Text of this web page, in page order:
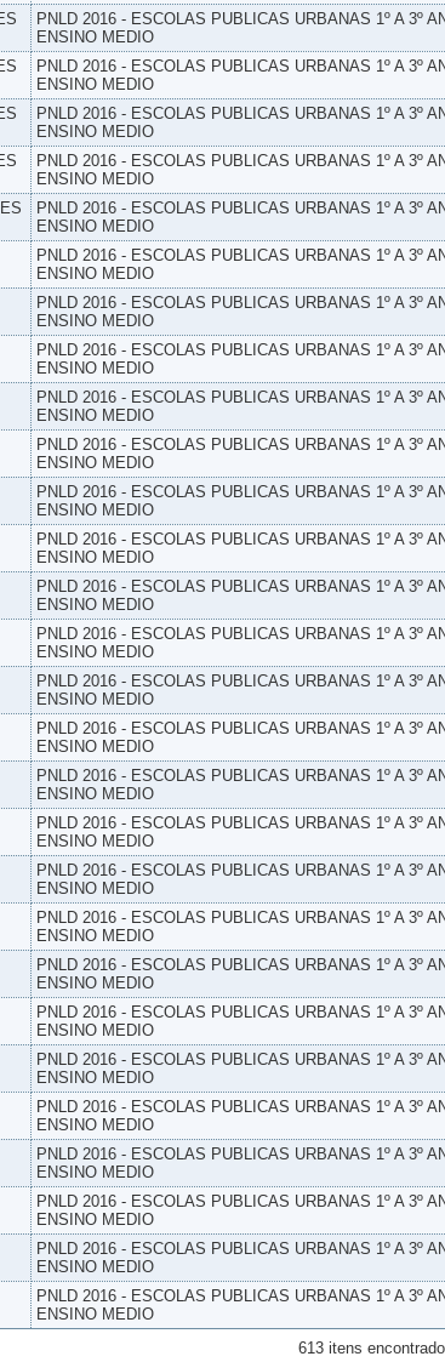
PNLD 2016 - ESCOLAS PUBLICAS URBANAS 1º A 3º
ENSINO MEDIO
PNLD 2016 - ESCOLAS PUBLICAS URBANAS 1º A 3º
ENSINO MEDIO
PNLD 2016 - ESCOLAS PUBLICAS URBANAS 1º A 3º
ENSINO MEDIO
PNLD 2016 - ESCOLAS PUBLICAS URBANAS 1º A 3º
ENSINO MEDIO
PNLD 2016 - ESCOLAS PUBLICAS URBANAS 1º A 3º
ENSINO MEDIO
PNLD 2016 - ESCOLAS PUBLICAS URBANAS 1º A 3º
ENSINO MEDIO
PNLD 2016 - ESCOLAS PUBLICAS URBANAS 1º A 3º
ENSINO MEDIO
PNLD 2016 - ESCOLAS PUBLICAS URBANAS 1º A 3º
ENSINO MEDIO
PNLD 2016 - ESCOLAS PUBLICAS URBANAS 1º A 3º
ENSINO MEDIO
PNLD 2016 - ESCOLAS PUBLICAS URBANAS 1º A 3º
ENSINO MEDIO
PNLD 2016 - ESCOLAS PUBLICAS URBANAS 1º A 3º
ENSINO MEDIO
PNLD 2016 - ESCOLAS PUBLICAS URBANAS 1º A 3º
ENSINO MEDIO
PNLD 2016 - ESCOLAS PUBLICAS URBANAS 1º A 3º
ENSINO MEDIO
PNLD 2016 - ESCOLAS PUBLICAS URBANAS 1º A 3º
ENSINO MEDIO
PNLD 2016 - ESCOLAS PUBLICAS URBANAS 1º A 3º
ENSINO MEDIO
PNLD 2016 - ESCOLAS PUBLICAS URBANAS 1º A 3º
ENSINO MEDIO
PNLD 2016 - ESCOLAS PUBLICAS URBANAS 1º A 3º
ENSINO MEDIO
PNLD 2016 - ESCOLAS PUBLICAS URBANAS 1º A 3º
ENSINO MEDIO
PNLD 2016 - ESCOLAS PUBLICAS URBANAS 1º A 3º
ENSINO MEDIO
PNLD 2016 - ESCOLAS PUBLICAS URBANAS 1º A 3º
ENSINO MEDIO
PNLD 2016 - ESCOLAS PUBLICAS URBANAS 1º A 3º
ENSINO MEDIO
PNLD 2016 - ESCOLAS PUBLICAS URBANAS 1º A 3º
ENSINO MEDIO
PNLD 2016 - ESCOLAS PUBLICAS URBANAS 1º A 3º
ENSINO MEDIO
PNLD 2016 - ESCOLAS PUBLICAS URBANAS 1º A 3º
ENSINO MEDIO
PNLD 2016 - ESCOLAS PUBLICAS URBANAS 1º A 3º
ENSINO MEDIO
PNLD 2016 - ESCOLAS PUBLICAS URBANAS 1º A 3º
ENSINO MEDIO
PNLD 2016 - ESCOLAS PUBLICAS URBANAS 1º A 3º
ENSINO MEDIO
PNLD 2016 - ESCOLAS PUBLICAS URBANAS 1º A 3º
ENSINO MEDIO
613 itens